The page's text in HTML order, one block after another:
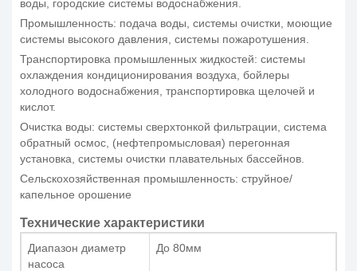
воды, городские системы водоснабжения.
Промышленность: подача воды, системы очистки, моющие
системы высокого давления, системы пожаротушения.
Транспортировка промышленных жидкостей: системы
охлаждения кондиционирования воздуха, бойлеры
холодного водоснабжения, транспортировка щелочей и
кислот.
Очистка воды: системы сверхтонкой фильтрации, система
обратный осмос, (нефтепромысловая) перегонная
установка, системы очистки плавательных бассейнов.
Сельскохозяйственная промышленность: струйное/
капельное орошение
Технические характеристики
Диапазон диаметр
насоса
До 80мм